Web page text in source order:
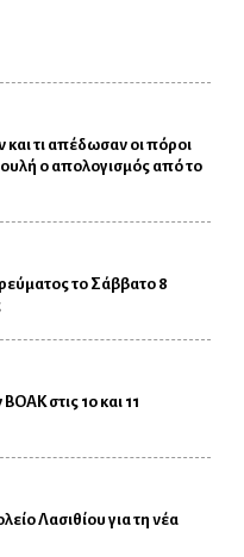
τι απέδωσαν οι πόροι
ο απολογισμός από το
το Σάββατο 8
στις 10 και 11
Λασιθίου για τη νέα